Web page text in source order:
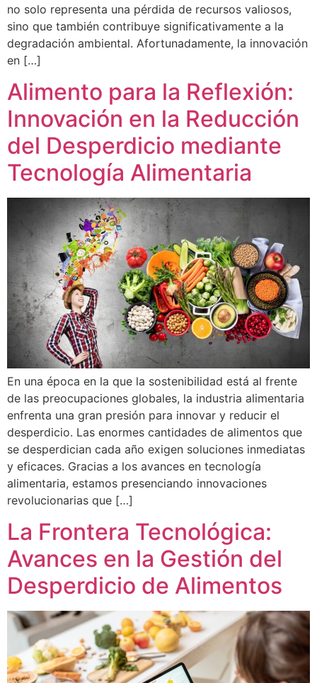
no solo representa una pérdida de recursos valiosos,
sino que también contribuye significativamente a la
degradación ambiental. Afortunadamente, la innovación
en […]
Alimento para la Reflexión:
Innovación en la Reducción
del Desperdicio mediante
Tecnología Alimentaria
En una época en la que la sostenibilidad está al frente
de las preocupaciones globales, la industria alimentaria
enfrenta una gran presión para innovar y reducir el
desperdicio. Las enormes cantidades de alimentos que
se desperdician cada año exigen soluciones inmediatas
y eficaces. Gracias a los avances en tecnología
alimentaria, estamos presenciando innovaciones
revolucionarias que […]
La Frontera Tecnológica:
Avances en la Gestión del
Desperdicio de Alimentos